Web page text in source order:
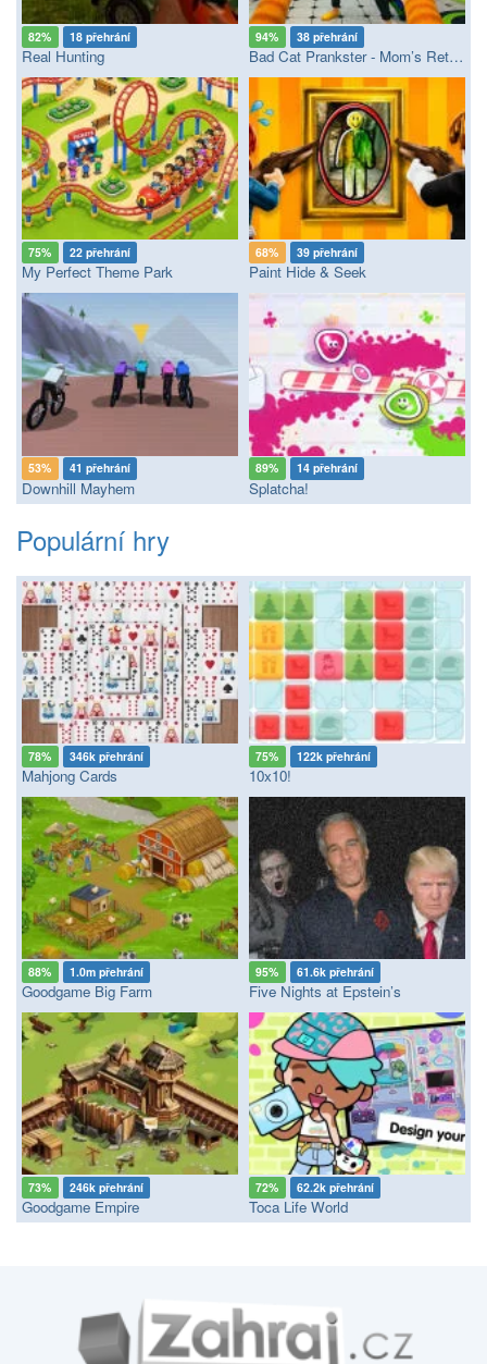
82% 18 přehrání
Real Hunting
94% 38 přehrání
Bad Cat Prankster - Mom’s Return
75% 22 přehrání
My Perfect Theme Park
68% 39 přehrání
Paint Hide & Seek
53% 41 přehrání
Downhill Mayhem
89% 14 přehrání
Splatcha!
Populární hry
78% 346k přehrání
Mahjong Cards
75% 122k přehrání
10x10!
88% 1.0m přehrání
Goodgame Big Farm
95% 61.6k přehrání
Five Nights at Epstein’s
73% 246k přehrání
Goodgame Empire
72% 62.2k přehrání
Toca Life World